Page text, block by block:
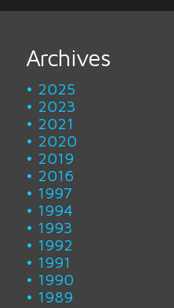
Archives
2025
2023
2021
2020
2019
2016
1997
1994
1993
1992
1991
1990
1989